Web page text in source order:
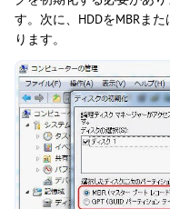
す。次に、HDDをMBRま
ります。